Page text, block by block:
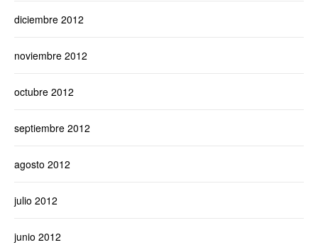
diciembre 2012
noviembre 2012
octubre 2012
septiembre 2012
agosto 2012
julio 2012
junio 2012